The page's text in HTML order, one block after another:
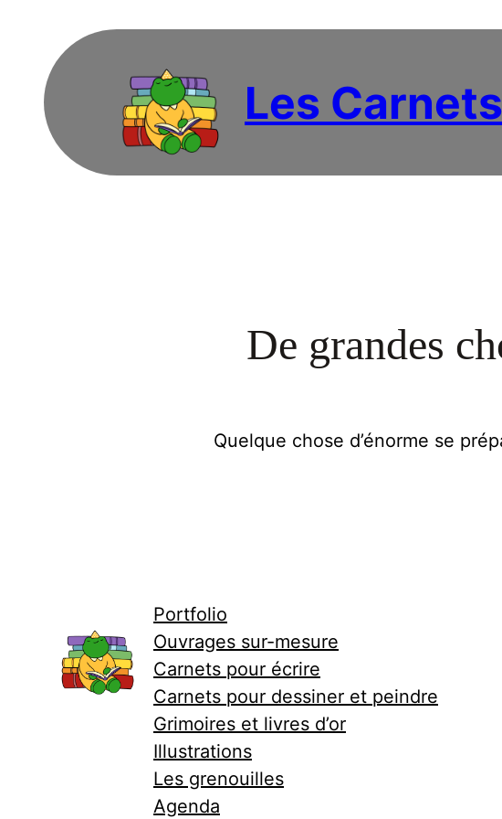
Les
De grandes
Quelque chose d’énorme se
Portfolio
Ouvrages sur-mesure
Carnets pour écrire
Carnets pour dessiner et peindre
Grimoires et livres d’or
Illustrations
Les grenouilles
Agenda